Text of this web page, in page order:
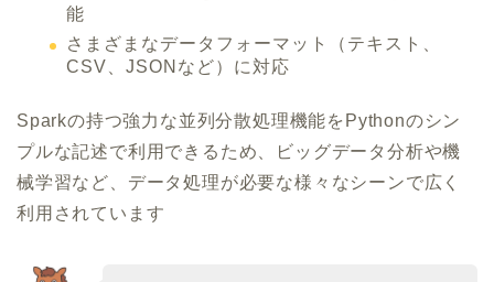
能
さまざまなデータフォーマット（テキスト、
CSV、JSONなど）に対応
Sparkの持つ強力な並列分散処理機能をPythonのシン
プルな記述で利用できるため、ビッグデータ分析や機
械学習など、データ処理が必要な様々なシーンで広く
利用されています